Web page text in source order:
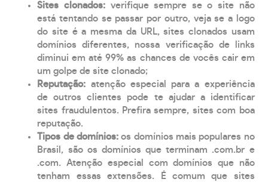
Sites clonados: verifique sempre se o site não
está tentando se passar por outro, veja se a logo
do site é a mesma da URL, sites clonados usam
domínios diferentes, nossa verificação de links
diminui em até 99% as chances de vocês cair em
um golpe de site clonado;
Reputação: atenção especial para a experiência
de outros clientes pode te ajudar a identificar
sites fraudulentos. Prefira sempre, sites com boa
reputação.
Tipos de domínios:os domínios mais populares no
Brasil, são os domínios que terminam .com.br e
.com. Atenção especial com domínios que não
tenham essas extensões. É comum que sites